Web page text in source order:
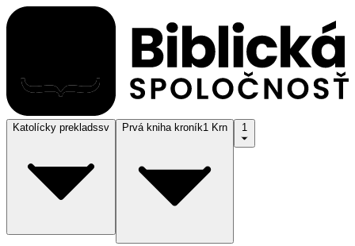
Katolícky prekladssv Prvá kniha kroník1 Krn